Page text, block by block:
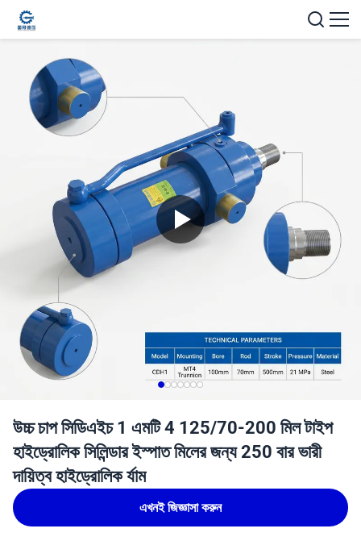
উচ্চ চাপ সিডিএইচ 1 এমটি 4 125/70-200 মিল টাইপ
হাইড্রোলিক সিলিন্ডার ইস্পাত মিলের জন্য 250 বার ভারী
দায়িত্ব হাইড্রোলিক র্যাম
এখনই জিজ্ঞাসা করুন